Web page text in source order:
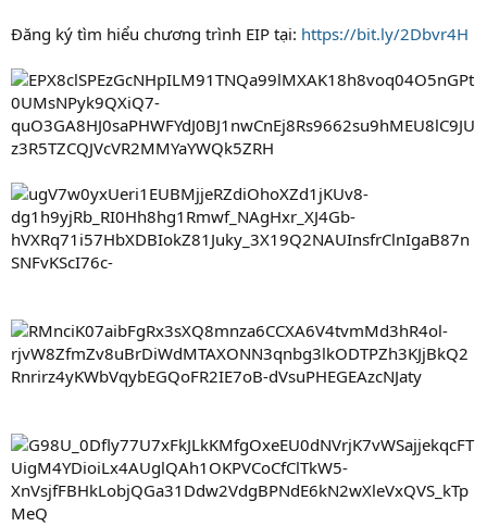
Đăng ký tìm hiểu chương trình EIP tại: https://bit.ly/2Dbvr4H